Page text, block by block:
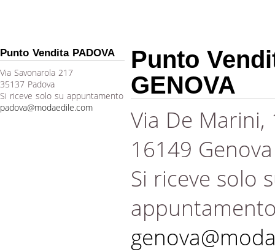
Punto Vendita PADOVA
Via Savonarola 217
35137 Padova
Si riceve solo su appuntamento
padova@modaedile.com
Punto
GENOVA
Via De Marini,
16149 Genova
Si riceve solo